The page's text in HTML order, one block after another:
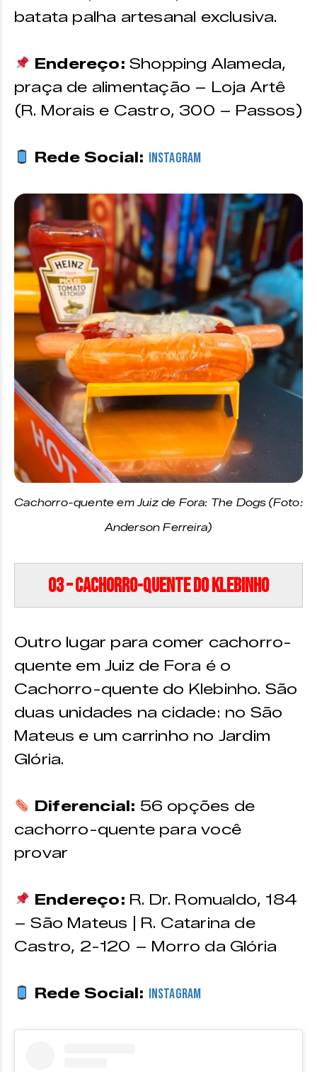
batata palha artesanal exclusiva.
Endereço: Shopping Alameda,
praça de alimentação – Loja Artê
(R. Morais e Castro, 300 – Passos)
Rede Social: Instagram
Cachorro-quente em Juiz de Fora: The Dogs (Foto:
Anderson Ferreira)
03 – Cachorro-quente do Klebinho
Outro lugar para comer cachorro-
quente em Juiz de Fora é o
Cachorro-quente do Klebinho. São
duas unidades na cidade: no São
Mateus e um carrinho no Jardim
Glória.
Diferencial: 56 opções de
cachorro-quente para você
provar
Endereço: R. Dr. Romualdo, 184
– São Mateus | R. Catarina de
Castro, 2-120 – Morro da Glória
Rede Social: Instagram